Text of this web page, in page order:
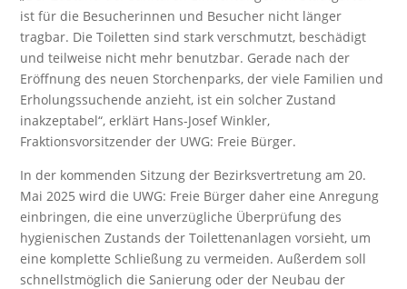
ist für die Besucherinnen und Besucher nicht länger
tragbar. Die Toiletten sind stark verschmutzt, beschädigt
und teilweise nicht mehr benutzbar. Gerade nach der
Eröffnung des neuen Storchenparks, der viele Familien und
Erholungssuchende anzieht, ist ein solcher Zustand
inakzeptabel“, erklärt Hans-Josef Winkler,
Fraktionsvorsitzender der UWG: Freie Bürger.
In der kommenden Sitzung der Bezirksvertretung am 20.
Mai 2025 wird die UWG: Freie Bürger daher eine Anregung
einbringen, die eine unverzügliche Überprüfung des
hygienischen Zustands der Toilettenanlagen vorsieht, um
eine komplette Schließung zu vermeiden. Außerdem soll
schnellstmöglich die Sanierung oder der Neubau der